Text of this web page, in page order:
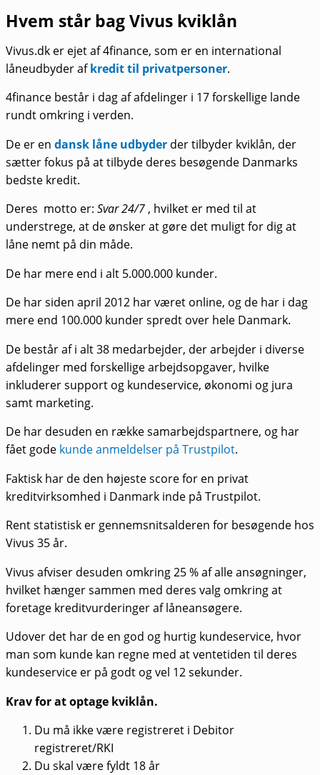
Hvem står bag Vivus kviklån
Vivus.dk er ejet af 4finance, som er en international
låneudbyder afkredit til privatpersoner.
4finance består i dag af afdelinger i 17 forskellige lande
rundt omkring i verden.
De er en dansk låne udbyder der tilbyder kviklån, der
sætter fokus på at tilbyde deres besøgende Danmarks
bedste kredit.
Deres motto er: Svar 24/7 , hvilket er med til at
understrege, at de ønsker at gøre det muligt for dig at
låne nemt på din måde.
De har mere end i alt 5.000.000 kunder.
De har siden april 2012 har været online, og de har i dag
mere end 100.000 kunder spredt over hele Danmark.
De består af i alt 38 medarbejder, der arbejder i diverse
afdelinger med forskellige arbejdsopgaver, hvilke
inkluderer support og kundeservice, økonomi og jura
samt marketing.
De har desuden en række samarbejdspartnere, og har
fået gode kunde anmeldelser på Trustpilot.
Faktisk har de den højeste score for en privat
kreditvirksomhed i Danmark inde på Trustpilot.
Rent statistisk er gennemsnitsalderen for besøgende hos
Vivus 35 år.
Vivus afviser desuden omkring 25 % af alle ansøgninger,
hvilket hænger sammen med deres valg omkring at
foretage kreditvurderinger af låneansøgere.
Udover det har de en god og hurtig kundeservice, hvor
man som kunde kan regne med at ventetiden til deres
kundeservice er på godt og vel 12 sekunder.
Krav for at optage kviklån.
Du må ikke være registreret i Debitor
registreret/RKI
Du skal være fyldt 18 år